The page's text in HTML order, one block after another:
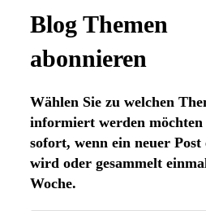
Blog Themen
abonnieren
Wählen Sie zu welchen
informiert werden möchten
sofort, wenn ein neuer
wird oder gesammelt
Woche.